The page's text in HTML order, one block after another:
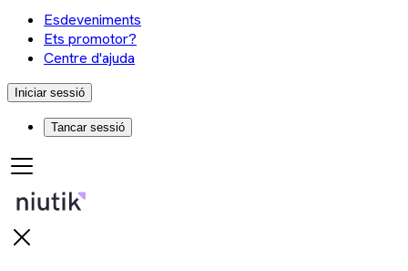
Esdeveniments
Ets promotor?
Centre d'ajuda
Iniciar sessió
Tancar sessió